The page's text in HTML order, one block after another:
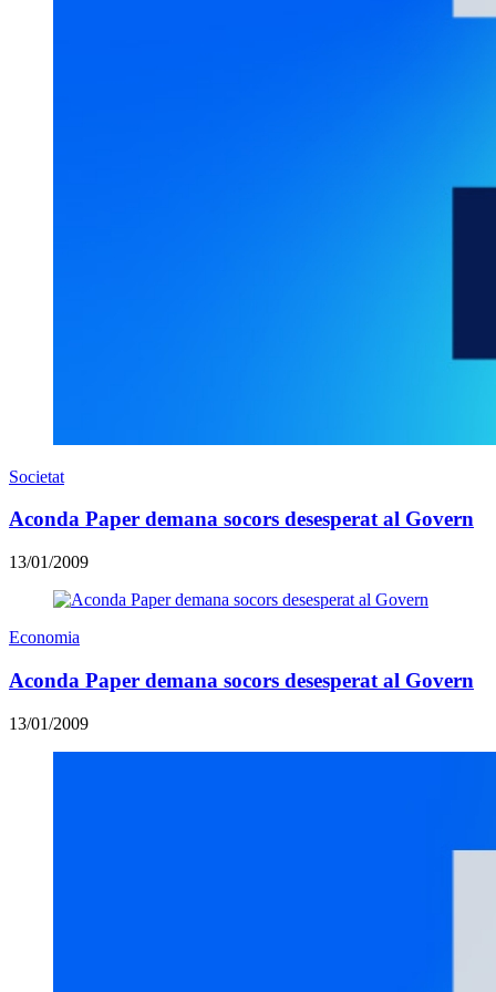
Societat
Aconda Paper demana socors desesperat al Govern
13/01/2009
Economia
Aconda Paper demana socors desesperat al Govern
13/01/2009